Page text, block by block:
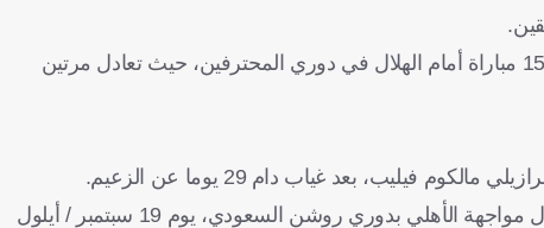
وبحسب إحصاءات موقع "ترانسفير ماركت"، لم يحقق الاتفاق أي انتصار في آخر 15 مباراة أمام الهلال في دوري المحترفين، حيث تعادل مرتين
فيليب، بعد غياب دام 29 يوما عن الزعيم.
تأتي تلك المشاركة، للاعب البرازيلي، منذ أن تعرض للإصابة في مفصل القدم خلال مواجهة الأهلي بدوري روشن السعودي، يوم 19 سبتمبر / أيلول